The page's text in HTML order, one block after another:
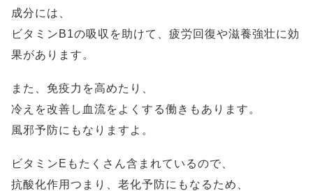
成分には、
ビタミンB1の吸収を助けて、疲労回復や滋養強壮に効
果があります。
また、免疫力を高めたり、
冷えを改善し血流をよくする働きもあります。
風邪予防にもなりますよ。
ビタミンEもたくさん含まれているので、
抗酸化作用つまり、老化予防にもなるため、